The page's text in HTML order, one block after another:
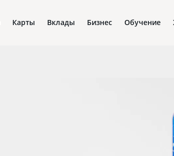
Карты Вклады Бизнес Обучение